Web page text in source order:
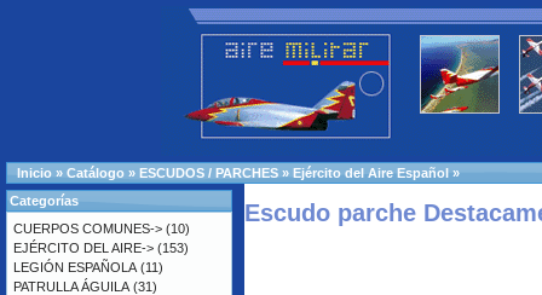
Inicio » Catálogo » ESCUDOS / PARCHES » Ejército del Aire Español »
Escudo parche
Categorías
CUERPOS COMUNES-> (10)
EJÉRCITO DEL AIRE-> (153)
LEGIÓN ESPAÑOLA (11)
PATRULLA ÁGUILA (31)